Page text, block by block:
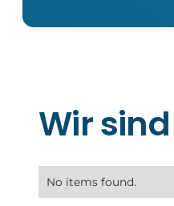
Wir
No items found.